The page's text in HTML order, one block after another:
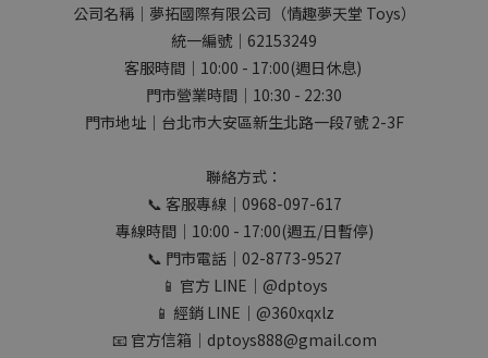
公司名稱｜夢拓國際有限公司（情趣夢天堂 Toys）
統一編號｜62153249
客服時間｜10:00 - 17:00(週日休息)
門市營業時間｜10:30 - 22:30
門市地址｜台北市大安區新生北路一段7號 2-3F
聯絡方式：
📞 客服專線｜0968-097-617
專線時間｜10:00 - 17:00(週五/日暫停)
📞 門市電話｜02-8773-9527
📱 官方 LINE｜@dptoys
📱 經銷 LINE｜@360xqxlz
📧 官方信箱｜dptoys888@gmail.com